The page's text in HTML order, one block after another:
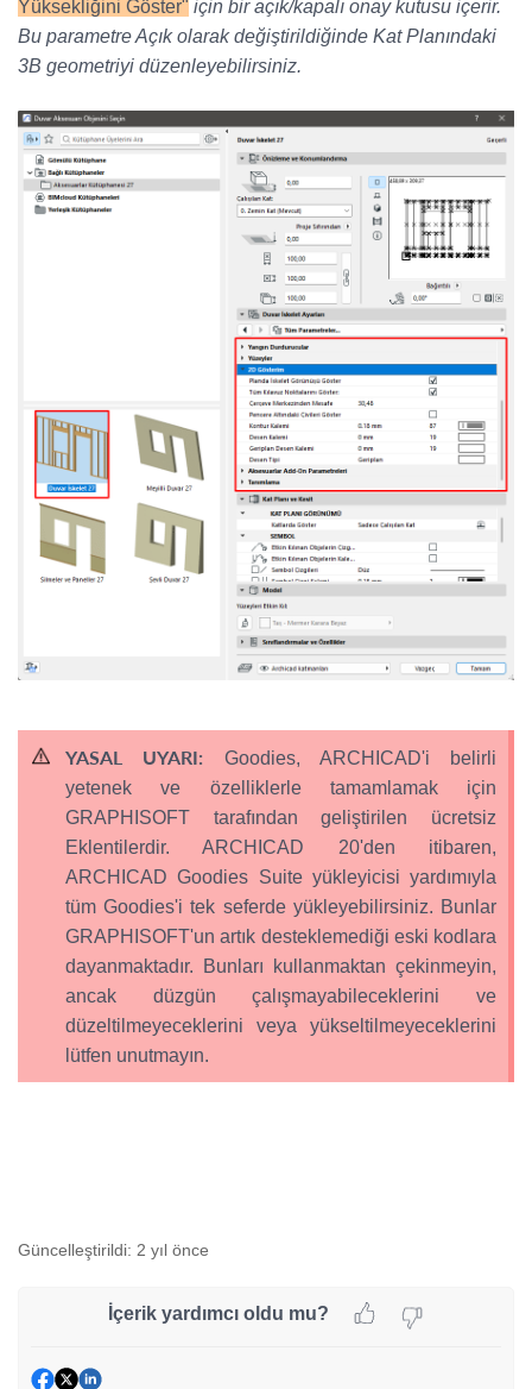
Yüksekliğini Göster" için bir açık/kapalı onay kutusu içerir.
Bu parametre Açık olarak değiştirildiğinde Kat Planındaki
3B geometriyi düzenleyebilirsiniz.
YASAL UYARI: Goodies, ARCHICAD'i belirli
yetenek ve özelliklerle tamamlamak için
GRAPHISOFT tarafından geliştirilen ücretsiz
Eklentilerdir. ARCHICAD 20'den itibaren,
ARCHICAD Goodies Suite yükleyicisi yardımıyla
tüm Goodies'i tek seferde yükleyebilirsiniz. Bunlar
GRAPHISOFT'un artık desteklemediği eski kodlara
dayanmaktadır. Bunları kullanmaktan çekinmeyin,
ancak düzgün çalışmayabileceklerini ve
düzeltilmeyeceklerini veya yükseltilmeyeceklerini
lütfen unutmayın.
Güncelleştirildi: 2 yıl önce
İçerik yardımcı oldu mu?